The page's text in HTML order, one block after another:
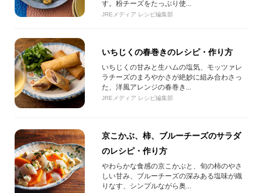
す。粉チーズをたっぷり使...
JREメディア レシピ編集部
いちじくの春巻きのレシピ・作り方
いちじくの甘みと生ハムの塩気、モッツァレ
ラチーズのまろやかさが絶妙に組み合わさっ
た、洋風アレンジの春巻き...
JREメディア レシピ編集部
京こかぶ、柿、ブルーチーズのサラダ
のレシピ・作り方
やわらかな食感の京こかぶと、旬の柿のやさ
しい甘み、ブルーチーズの深みある塩味が織
りなす、シンプルながら奥...